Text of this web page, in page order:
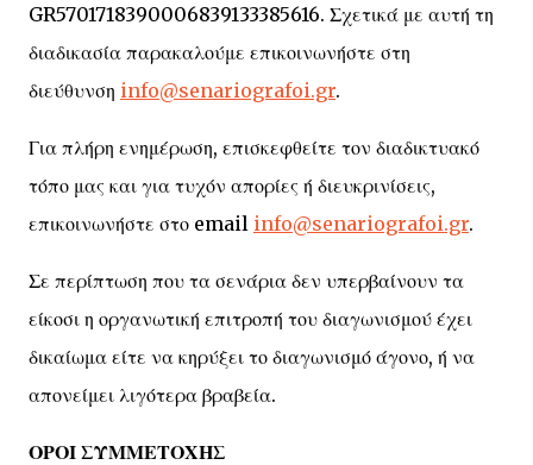
GR5701718390006839133385616. Σχετικά με αυτή τη
διαδικασία παρακαλούμε επικοινωνήστε στη
διεύθυνση info@senariografoi.gr.
Για πλήρη ενημέρωση, επισκεφθείτε τον διαδικτυακό
τόπο μας και για τυχόν απορίες ή διευκρινίσεις,
επικοινωνήστε στο email info@senariografoi.gr.
Σε περίπτωση που τα σενάρια δεν υπερβαίνουν τα
είκοσι η οργανωτική επιτροπή του διαγωνισμού έχει
δικαίωμα είτε να κηρύξει το διαγωνισμό άγονο, ή να
απονείμει λιγότερα βραβεία.
ΟΡΟΙ ΣΥΜΜΕΤΟΧΗΣ